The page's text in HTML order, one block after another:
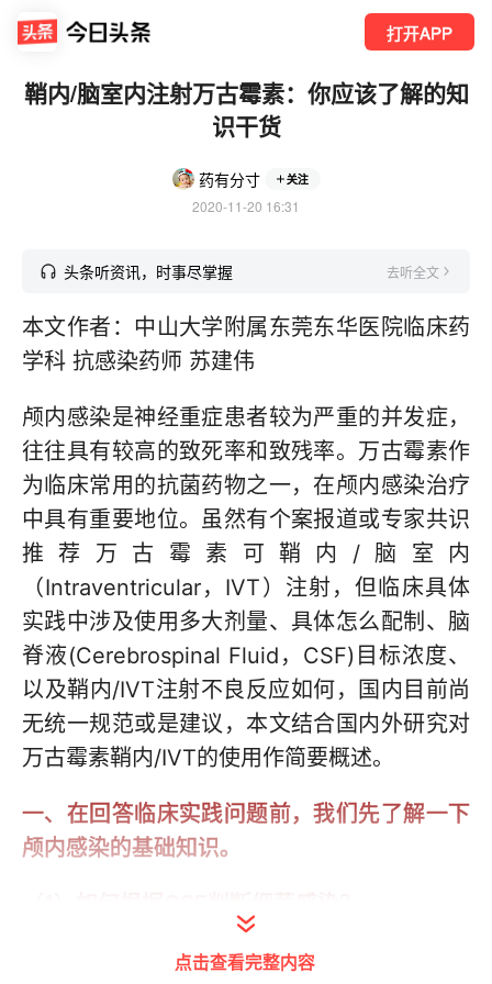
打开APP
鞘内/脑室内注射万古霉素：你应该了解的知
识干货
药有分寸 关注
2020-11-20 16:31
头条听资讯，时事尽掌握 去听全文
本文作者：中山大学附属东莞东华医院临床药
学科 抗感染药师 苏建伟
颅内感染是神经重症患者较为严重的并发症，
往往具有较高的致死率和致残率。万古霉素作
为临床常用的抗菌药物之一，在颅内感染治疗
中具有重要地位。虽然有个案报道或专家共识
推荐万古霉素可鞘内/脑室内
（Intraventricular，IVT）注射，但临床具体
实践中涉及使用多大剂量、具体怎么配制、脑
脊液(Cerebrospinal Fluid，CSF)目标浓度、
以及鞘内/IVT注射不良反应如何，国内目前尚
无统一规范或是建议，本文结合国内外研究对
万古霉素鞘内/IVT的使用作简要概述。
一、在回答临床实践问题前，我们先了解一下
颅内感染的基础知识。
CSF检查对于确认或排除细菌脑膜炎/脑炎、确
点击查看完整内容